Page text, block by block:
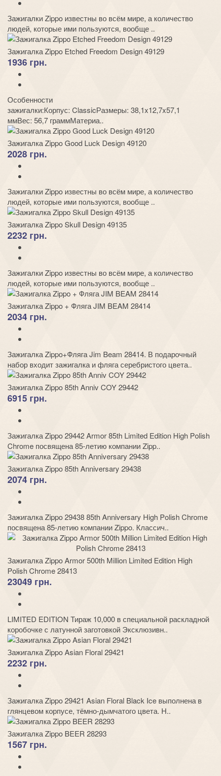
Зажигалки Zippo известны во всём мире, а количество
людей, которые ими пользуются, вообще ..
Зажигалка Zippo Etched Freedom Design 49129
1936 грн.
Особенности
зажигалки:Корпус: ClassicРазмеры: 38,1x12,7x57,1
ммВес: 56,7 граммМатериа..
Зажигалка Zippo Good Luck Design 49120
2028 грн.
Зажигалки Zippo известны во всём мире, а количество
людей, которые ими пользуются, вообще ..
Зажигалка Zippo Skull Design 49135
2232 грн.
Зажигалки Zippo известны во всём мире, а количество
людей, которые ими пользуются, вообще ..
Зажигалка Zippo + Фляга JIM BEAM 28414
2034 грн.
Зажигалка Zippo+Фляга Jim Beam 28414. В подарочный
набор входит зажигалка и фляга серебристого цвета..
Зажигалка Zippo 85th Anniv COY 29442
6915 грн.
Зажигалка Zippo 29442 Armor 85th Limited Edition High Polish
Chrome посвящена 85-летию компании Zipp..
Зажигалка Zippo 85th Anniversary 29438
2074 грн.
Зажигалка Zippo 29438 85th Anniversary High Polish Chrome
посвящена 85-летию компании Zippo. Классич..
Зажигалка Zippo Armor 500th Million Limited Edition High
Polish Chrome 28413
23049 грн.
LIMITED EDITION Тираж 10,000 в специальной раскладной
коробочке с латунной заготовкой Эксклюзивн..
Зажигалка Zippo Asian Floral 29421
2232 грн.
Зажигалка Zippo 29421 Asian Floral Black Ice выполнена в
глянцевом корпусе, тёмно-дымчатого цвета. Н..
Зажигалка Zippo BEER 28293
1567 грн.